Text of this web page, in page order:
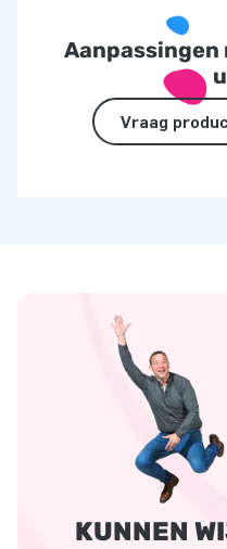
Aanpassingen
Vraag
KUNNEN